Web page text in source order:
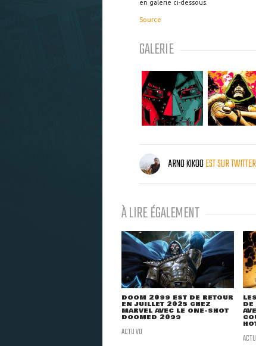
en galerie ci-dessous.
Source
GALERIE
ARNO KIKOOEST SUR TWITTER
À LIRE ÉGALEMENT
DOOM 2099 EST DE RETOUR
EN JUILLET 2025 CHEZ
MARVEL AVEC LE ONE-SHOT
DOOMED 2099
ACTU VO
DE